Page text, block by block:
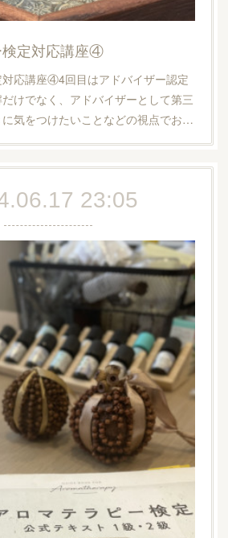
検定対応講座④
応講座④4回目はアドバイザー認定
けでなく、アドバイザーとして第三
気をつけたいことなどの視点でお…
23:05